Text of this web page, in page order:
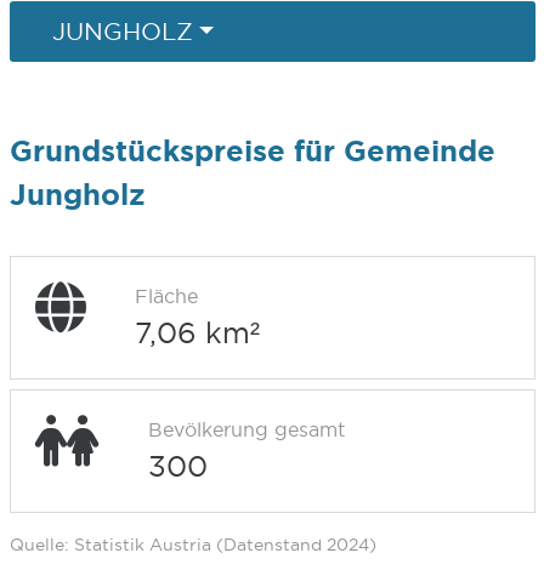
JUNGHOLZ
Grundstückspreise für Gemeinde
Jungholz
Fläche
7,06 km²
Bevölkerung gesamt
300
Quelle: Statistik Austria (Datenstand 2024)